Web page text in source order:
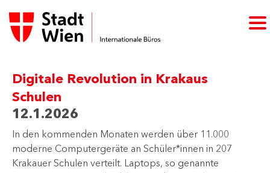
Digitale Revolution in Krakaus
Schulen
12.1.2026
In den kommenden Monaten werden über 11.000
moderne Computergeräte an Schüler*innen in 207
Krakauer Schulen verteilt. Laptops, so genannte